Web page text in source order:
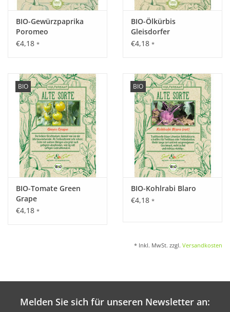
0,25 g
BIO-Gewürzpaprika
Poromeo
€4,18 *
BIO-Ölkürbis
Gleisdorfer
€4,18 *
BIO
BIO-Tomate Green
Grape
€4,18 *
BIO
BIO-Kohlrabi Blaro
€4,18 *
* Inkl. MwSt. zzgl. Versandkosten
Melden Sie sich für unseren Newsletter an: